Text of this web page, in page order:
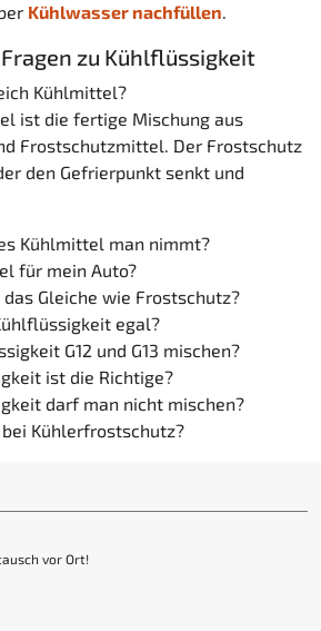
Kühlwasser nachfüllen.
zu Kühlflüssigkeit
Kühlmittel?
ist die fertige Mischung aus
Frostschutzmittel. Der Frostschutz
den Gefrierpunkt senkt und
Kühlmittel man nimmt?
für mein Auto?
Gleiche wie Frostschutz?
egal?
G12 und G13 mischen?
ist die Richtige?
darf man nicht mischen?
bei Kühlerfrostschutz?
vor Ort!